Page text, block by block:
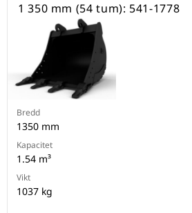
1 350 mm (54 tum): 541-1778
Bredd
1350 mm
Kapacitet
1.54 m³
Vikt
1037 kg